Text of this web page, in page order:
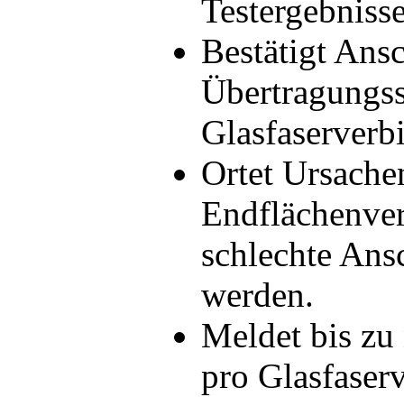
Bestätigt
Ortet
schlechte
werden.
Meldet bis zu
pro